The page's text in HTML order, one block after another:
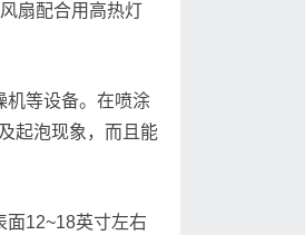
扇配合用高热灯
机等设备。在喷涂
起泡现象，而且能
面12~18英寸左右